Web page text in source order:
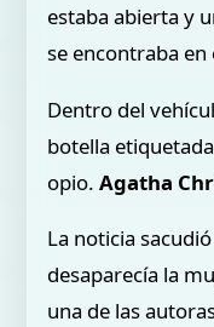
estaba abierta y
se encontraba
Dentro del
botella
opio.Agatha
La noticia
desaparecía la
una de las